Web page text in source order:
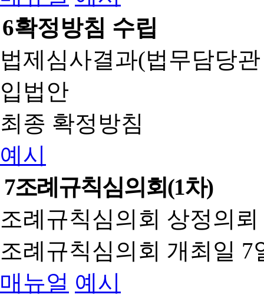
6확정방침 수립
법제심사결과(법무담당
입법안
최종 확정방침
예시
7조례규칙심의회(1차)
조례규칙심의회 상정의
조례규칙심의회 개최일 7
매뉴얼 예시